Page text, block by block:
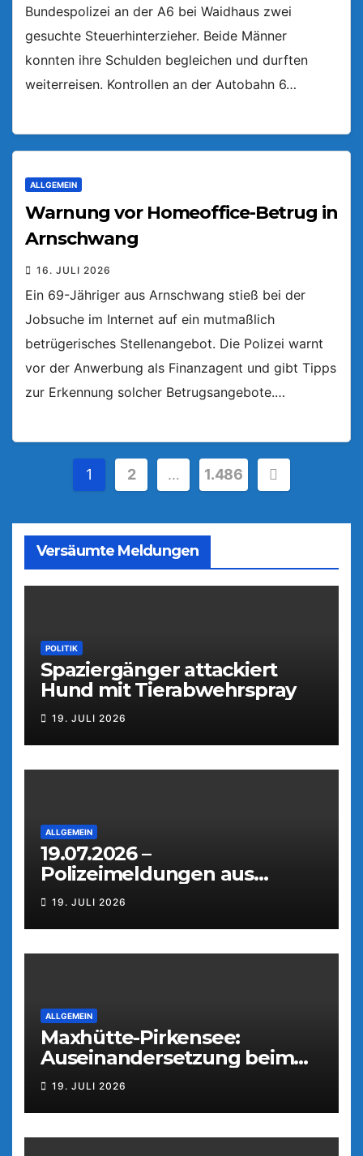
Bundespolizei an der A6 bei Waidhaus zwei
gesuchte Steuerhinterzieher. Beide Männer
konnten ihre Schulden begleichen und durften
weiterreisen. Kontrollen an der Autobahn 6…
ALLGEMEIN
Warnung vor Homeoffice-Betrug in
Arnschwang
16. JULI 2026
Ein 69-Jähriger aus Arnschwang stieß bei der
Jobsuche im Internet auf ein mutmaßlich
betrügerisches Stellenangebot. Die Polizei warnt
vor der Anwerbung als Finanzagent und gibt Tipps
zur Erkennung solcher Betrugsangebote.…
Seitennummerierung
Beiträge
1 2 … 1.486
Versäumte Meldungen
POLITIK
Spaziergänger attackiert
Hund mit Tierabwehrspray
19. JULI 2026
ALLGEMEIN
19.07.2026 –
Polizeimeldungen aus
Weiden
19. JULI 2026
ALLGEMEIN
Maxhütte-Pirkensee:
Auseinandersetzung beim
Parkfest
19. JULI 2026